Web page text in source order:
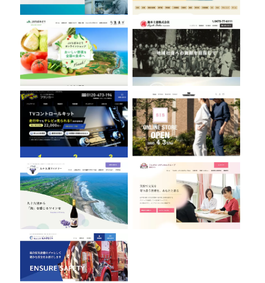
フランカー株式会社 THE CONDUCTORS
九十九里ワイナリー フルガキ・メディカルグループ
株式会社KS PLUS